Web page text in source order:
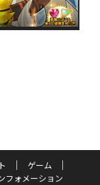
ゲーム
フォメーション